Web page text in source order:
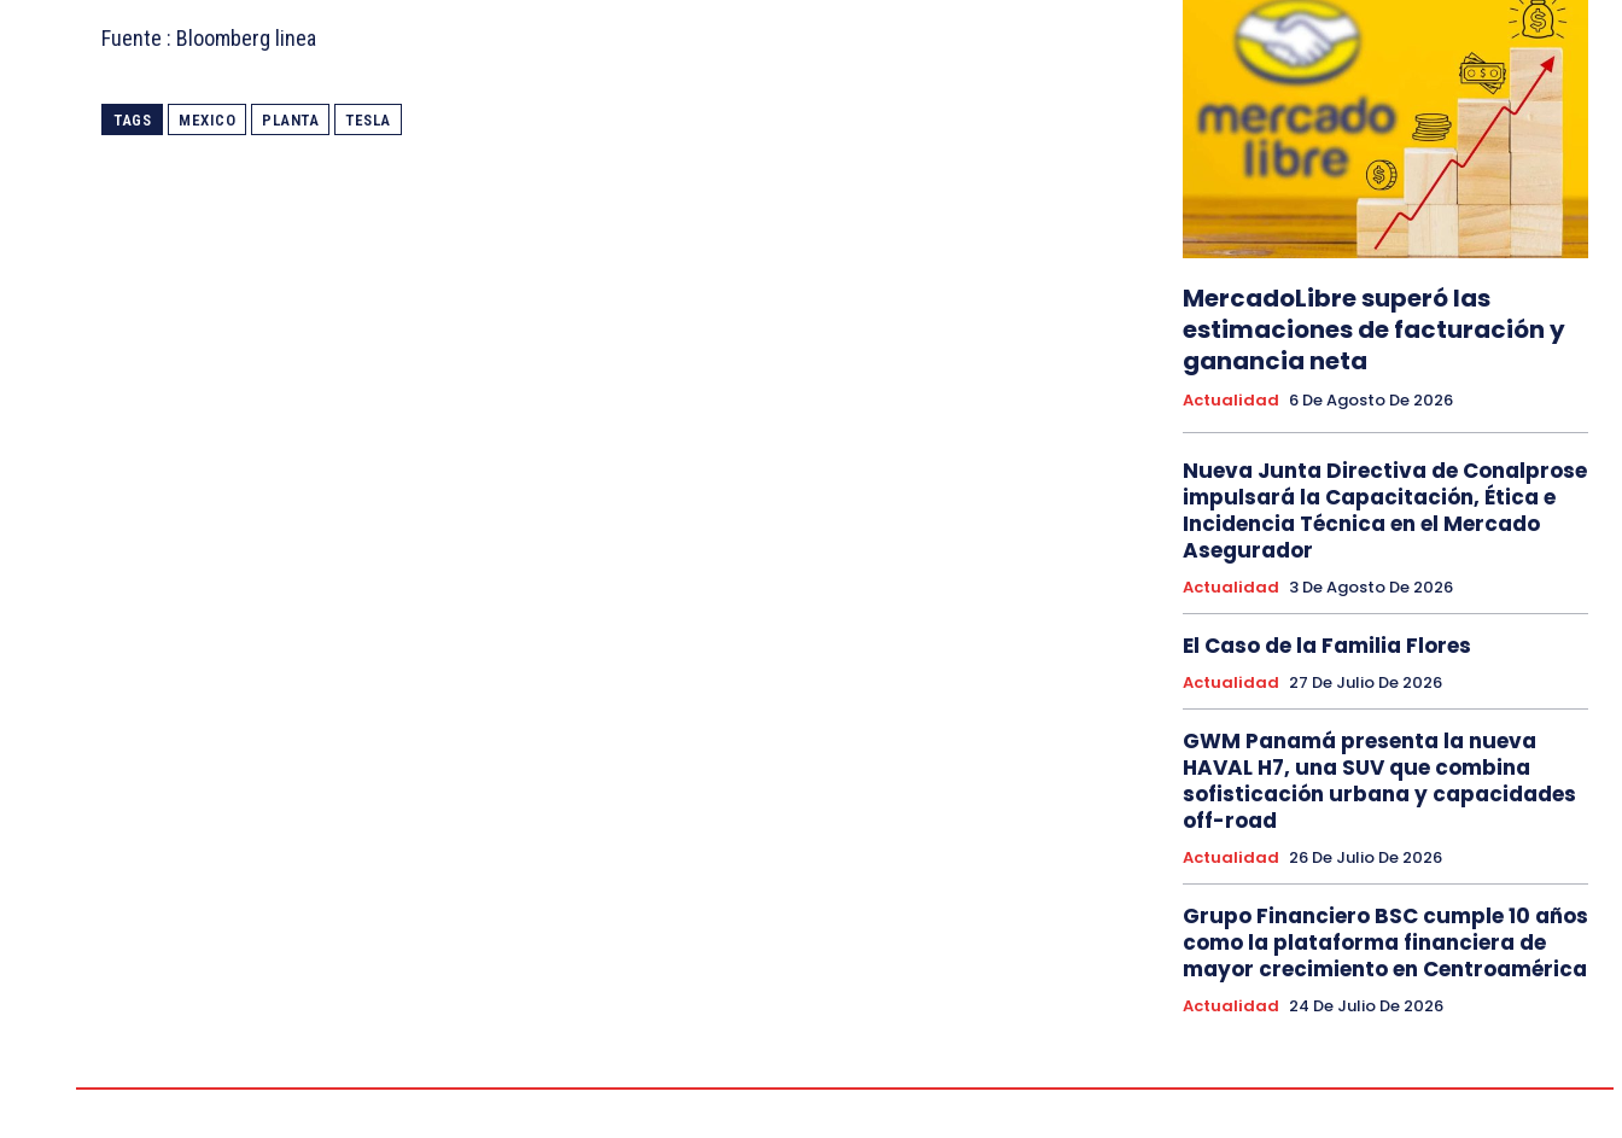
Fuente : Bloomberg linea
TAGS MEXICO PLANTA TESLA
MercadoLibre superó las
estimaciones de facturación y
ganancia neta
Actualidad 6 De Agosto De 2026
Nueva Junta Directiva de Conalprose
impulsará la Capacitación, Ética e
Incidencia Técnica en el Mercado
Asegurador
Actualidad 3 De Agosto De 2026
El Caso de la Familia Flores
Actualidad 27 De Julio De 2026
GWM Panamá presenta la nueva
HAVAL H7, una SUV que combina
sofisticación urbana y capacidades
off-road
Actualidad 26 De Julio De 2026
Grupo Financiero BSC cumple 10 años
como la plataforma financiera de
mayor crecimiento en Centroamérica
Actualidad 24 De Julio De 2026